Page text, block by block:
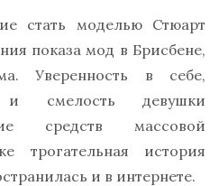
стать моделью Стюарт
показа мод в Брисбене,
Уверенность в себе,
и смелость девушки
средств массовой
трогательная история
и в интернете.